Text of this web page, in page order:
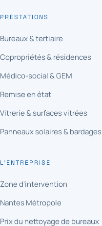
PRESTATIONS
Bureaux & tertiaire
Copropriétés & résidences
Médico-social & GEM
Remise en état
Vitrerie & surfaces vitrées
Panneaux solaires & bardages
L'ENTREPRISE
Zone d'intervention
Nantes Métropole
Prix du nettoyage de bureaux